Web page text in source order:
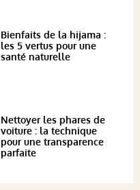
Bienfaits de la hijama :
les 5 vertus pour une
santé naturelle
Nettoyer les phares de
voiture : la technique
pour une transparence
parfaite